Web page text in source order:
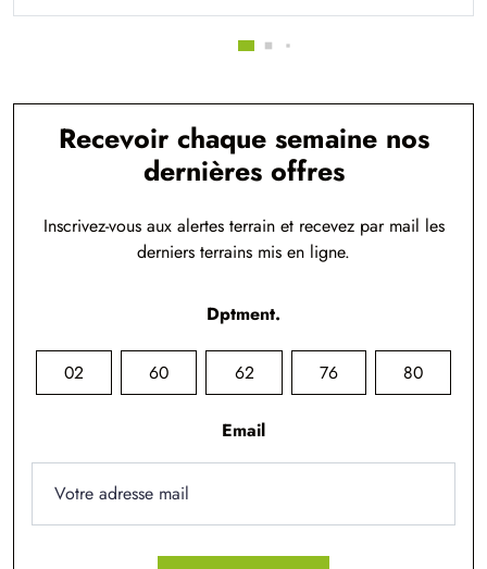
Recevoir chaque semaine nos
dernières offres
Inscrivez-vous aux alertes terrain et recevez par mail les
derniers terrains mis en ligne.
Dptment.
02 60 62 76 80
Email